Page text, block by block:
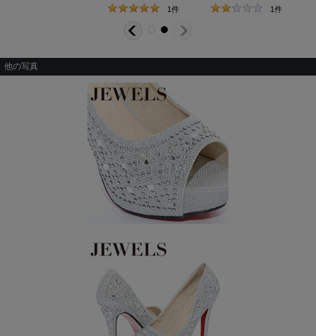
1件
1件
他の写真